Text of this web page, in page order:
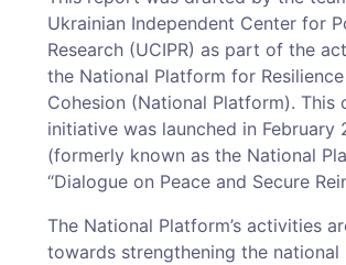
Ukrainian Independent Center for
Research (UCIPR) as part of the
the National Platform for
Cohesion (National Platform). This
initiative was launched in February
(formerly known as the National
“Dialogue on Peace and Secure
The National Platform’s activities
towards strengthening the national